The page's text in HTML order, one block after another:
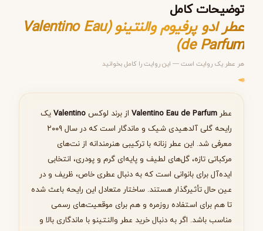
انتخاب عطر مناسب
بعدی
توضیحات کامل
عطر ادو پرفیوم والنتینو (Valentino Eau
de Parfum)
هر عطر یک روایت است — این روایت را کامل بخوانید
عطر Valentino Eau de Parfumاز برند لوکس Valentinoیک
رایحه گلی آلدهیدی شیک و ماندگار است که در سال ۲۰۰۹
معرفی شد. این عطر زنانه با ترکیبی هنرمندانه از نت‌های
مرکباتی تازه، گل‌های لطیف و پایه‌ای گرم و پودری، انتخابی
ایده‌آل برای بانوانی است که به دنبال عطری خاص، ظریف و در
عین حال تأثیرگذار هستند. ساختار متعادل این رایحه باعث شده
تا هم برای استفاده روزمره و هم برای موقعیت‌های رسمی
مناسب باشد. اگر به دنبال خرید عطر والنتینو با ماندگاری بالا و